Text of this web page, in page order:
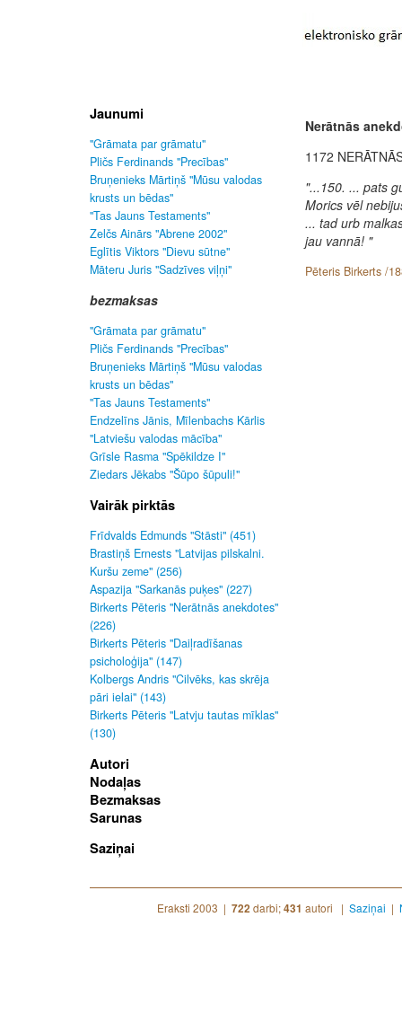
Jaunumi
"Grāmata par grāmatu"
Pličs Ferdinands "Precības"
Bruņenieks Mārtiņš "Mūsu valodas
krusts un bēdas"
"Tas Jauns Testaments"
Zelčs Ainārs "Abrene 2002"
Eglītis Viktors "Dievu sūtne"
Māteru Juris "Sadzīves viļņi"
bezmaksas
"Grāmata par grāmatu"
Pličs Ferdinands "Precības"
Bruņenieks Mārtiņš "Mūsu valodas
krusts un bēdas"
"Tas Jauns Testaments"
Endzelīns Jānis, Mīlenbachs Kārlis
"Latviešu valodas mācība"
Grīsle Rasma "Spēkildze I"
Ziedars Jēkabs "Šūpo šūpuli!"
Vairāk pirktās
Frīdvalds Edmunds "Stāsti" (451)
Brastiņš Ernests "Latvijas pilskalni.
Kuršu zeme" (256)
Aspazija "Sarkanās puķes" (227)
Birkerts Pēteris "Nerātnās anekdotes"
(226)
Birkerts Pēteris "Daiļradīšanas
psicholoģija" (147)
Kolbergs Andris "Cilvēks, kas skrēja
pāri ielai" (143)
Birkerts Pēteris "Latvju tautas mīklas"
(130)
Autori
Nodaļas
Bezmaksas
Sarunas
Saziņai
Nerātnās
1172
"...150. ... pats
Morics vēl
... tad urb
jau vannā! "
Pēteris Birkerts /
Eraksti 2003 | 722 darbi;431 autori | Saziņai |